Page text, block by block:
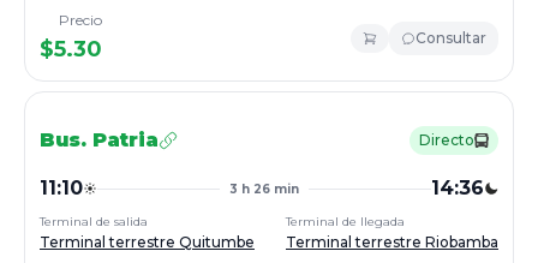
Precio
$5.30 Consultar
Bus. Patria Directo
11:10 3 h 26 min 14:36
Terminal de salida
Terminal terrestre Quitumbe
Terminal de llegada
Terminal terrestre Riobamba